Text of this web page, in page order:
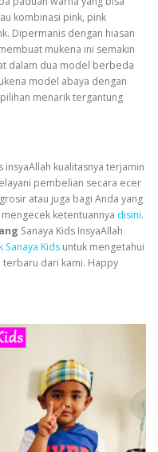
kombinasi pink, pink
Dipermanis dengan hiasan
mukena ini semakin
dalam dua model berbeda
model abaya dengan
menarik tergantung
kualitasnya terjamin
pembelian secara ecer
atau juga bagi Anda yang
ketentuannya disini.
Sanaya Kids InsyaAllah
Sanaya Kids untuk mengetahui
dari kami. Happy